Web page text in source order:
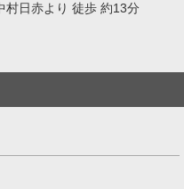
村日赤より 徒歩 約13分